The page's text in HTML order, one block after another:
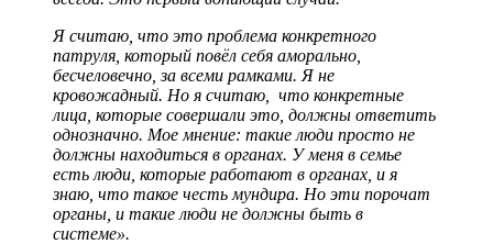
Я считаю, что это проблема конкретного
патруля, который повёл себя аморально,
бесчеловечно, за всеми рамками. Я не
кровожадный. Но я считаю, что конкретные
лица, которые совершали это, должны ответить
однозначно. Мое мнение: такие люди просто не
должны находиться в органах. У меня в семье
есть люди, которые работают в органах, и я
знаю, что такое честь мундира. Но эти порочат
органы, и такие люди не должны быть в
системе».